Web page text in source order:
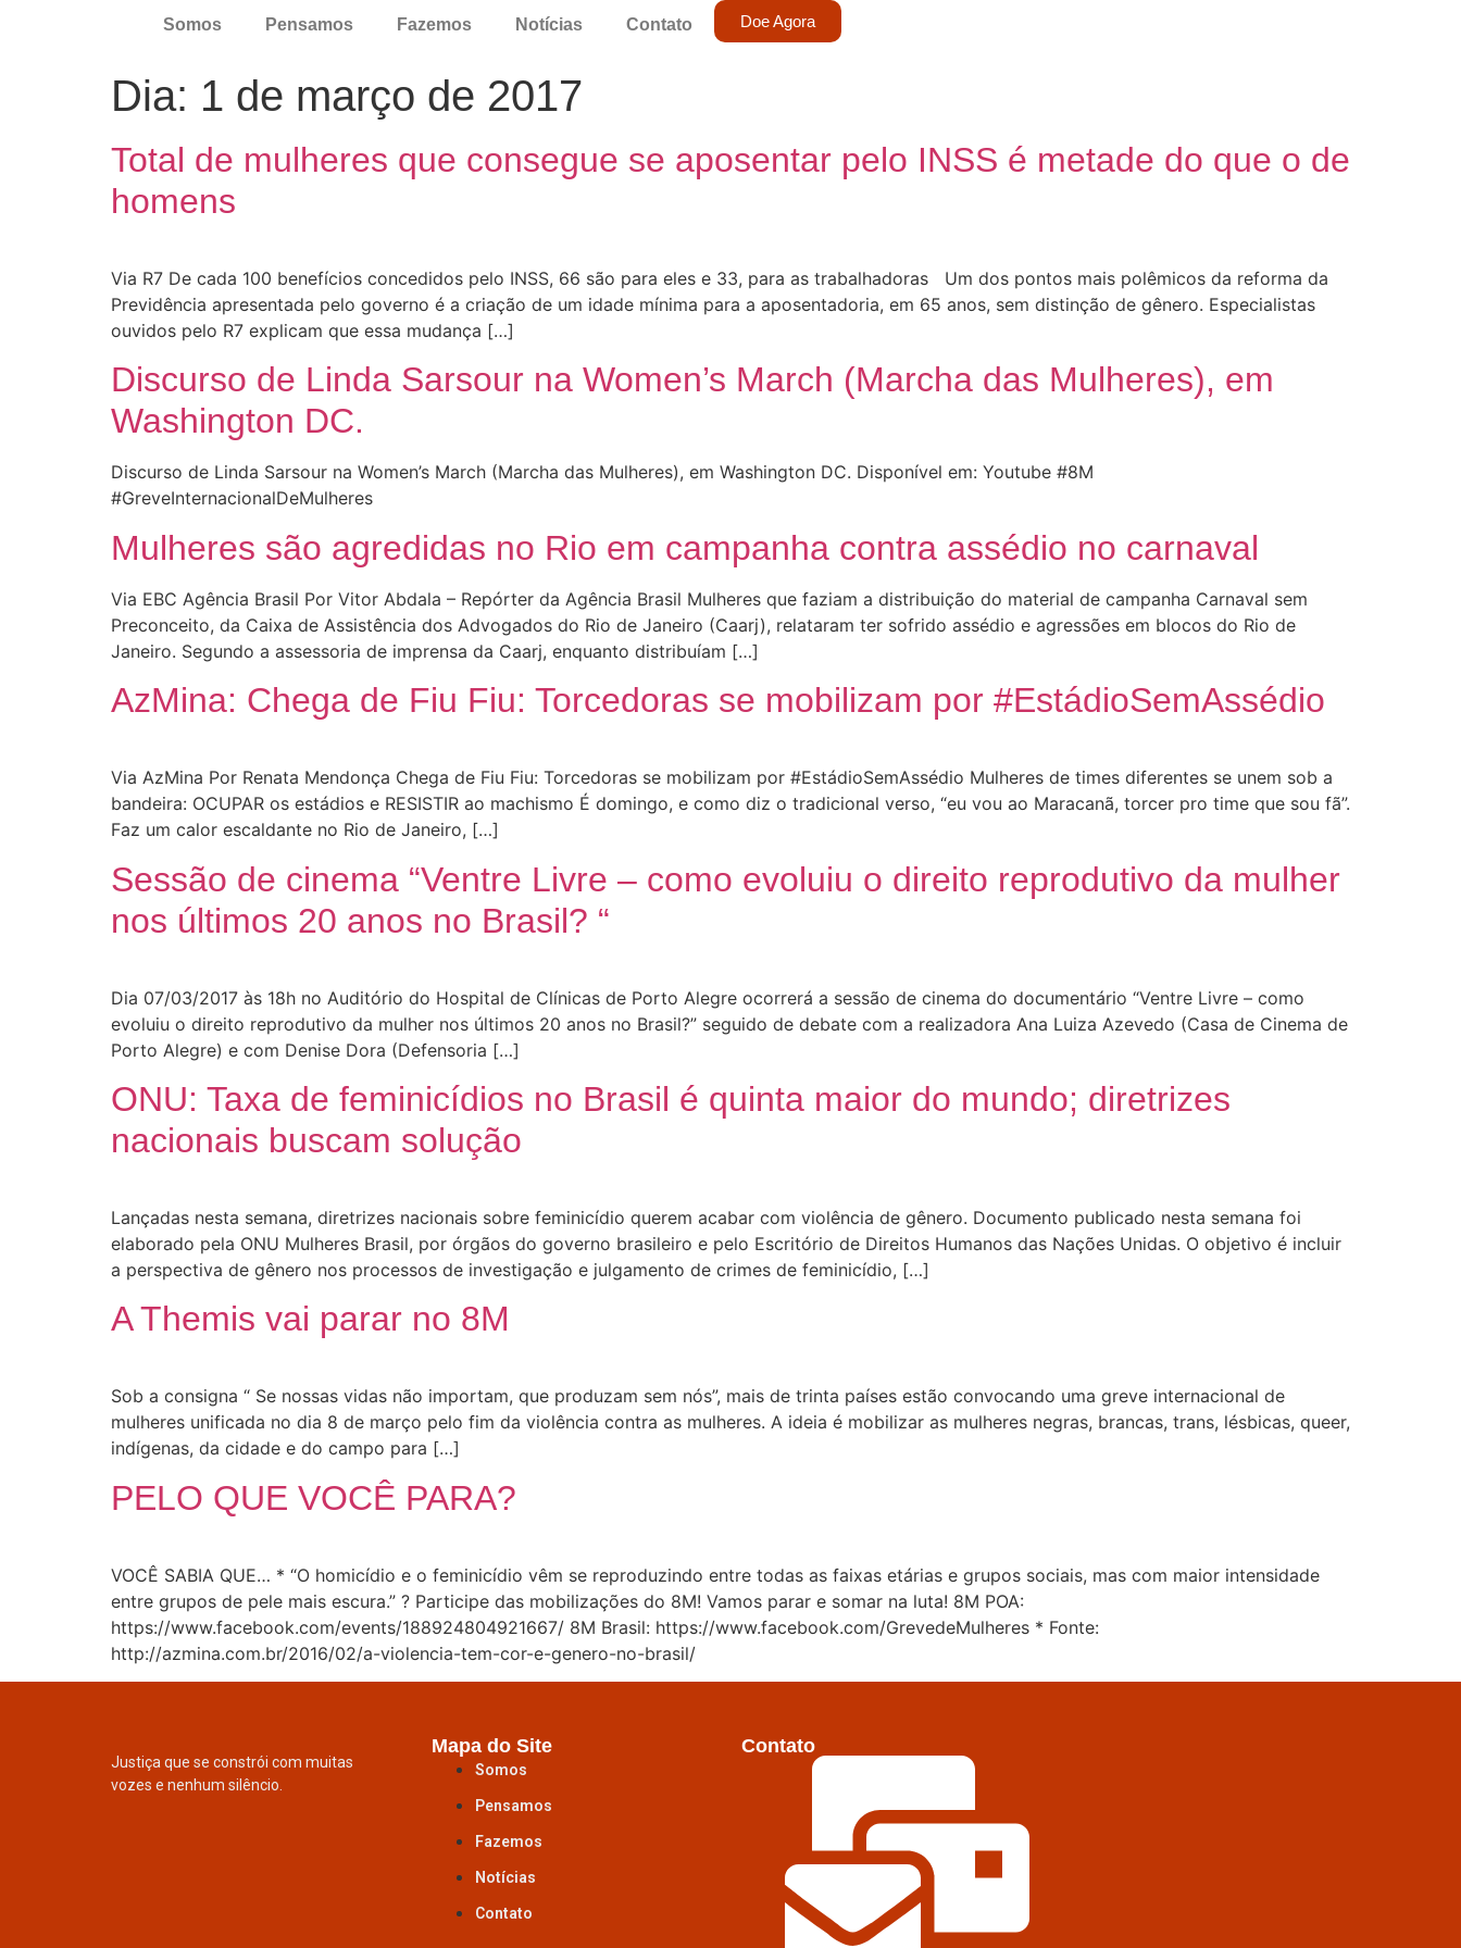
Somos Pensamos Fazemos Notícias Contato Doe Agora
Dia: 1 de março de 2017
Total de mulheres que consegue se aposentar pelo INSS é metade do que o de
homens
Via R7 De cada 100 benefícios concedidos pelo INSS, 66 são para eles e 33, para as trabalhadoras Um dos pontos mais polêmicos da reforma da
Previdência apresentada pelo governo é a criação de um idade mínima para a aposentadoria, em 65 anos, sem distinção de gênero. Especialistas
ouvidos pelo R7 explicam que essa mudança […]
Discurso de Linda Sarsour na Women’s March (Marcha das Mulheres), em
Washington DC.
Discurso de Linda Sarsour na Women’s March (Marcha das Mulheres), em Washington DC. Disponível em: Youtube #8M
#GreveInternacionalDeMulheres
Mulheres são agredidas no Rio em campanha contra assédio no carnaval
Via EBC Agência Brasil Por Vitor Abdala – Repórter da Agência Brasil Mulheres que faziam a distribuição do material de campanha Carnaval sem
Preconceito, da Caixa de Assistência dos Advogados do Rio de Janeiro (Caarj), relataram ter sofrido assédio e agressões em blocos do Rio de
Janeiro. Segundo a assessoria de imprensa da Caarj, enquanto distribuíam […]
AzMina: Chega de Fiu Fiu: Torcedoras se mobilizam por #EstádioSemAssédio
Via AzMina Por Renata Mendonça Chega de Fiu Fiu: Torcedoras se mobilizam por #EstádioSemAssédio Mulheres de times diferentes se unem sob a
bandeira: OCUPAR os estádios e RESISTIR ao machismo É domingo, e como diz o tradicional verso, “eu vou ao Maracanã, torcer pro time que sou fã”.
Faz um calor escaldante no Rio de Janeiro, […]
Sessão de cinema “Ventre Livre – como evoluiu o direito reprodutivo da mulher
nos últimos 20 anos no Brasil? “
Dia 07/03/2017 às 18h no Auditório do Hospital de Clínicas de Porto Alegre ocorrerá a sessão de cinema do documentário “Ventre Livre – como
evoluiu o direito reprodutivo da mulher nos últimos 20 anos no Brasil?” seguido de debate com a realizadora Ana Luiza Azevedo (Casa de Cinema de
Porto Alegre) e com Denise Dora (Defensoria […]
ONU: Taxa de feminicídios no Brasil é quinta maior do mundo; diretrizes
nacionais buscam solução
Lançadas nesta semana, diretrizes nacionais sobre feminicídio querem acabar com violência de gênero. Documento publicado nesta semana foi
elaborado pela ONU Mulheres Brasil, por órgãos do governo brasileiro e pelo Escritório de Direitos Humanos das Nações Unidas. O objetivo é incluir
a perspectiva de gênero nos processos de investigação e julgamento de crimes de feminicídio, […]
A Themis vai parar no 8M
Sob a consigna “ Se nossas vidas não importam, que produzam sem nós”, mais de trinta países estão convocando uma greve internacional de
mulheres unificada no dia 8 de março pelo fim da violência contra as mulheres. A ideia é mobilizar as mulheres negras, brancas, trans, lésbicas, queer,
indígenas, da cidade e do campo para […]
PELO QUE VOCÊ PARA?
VOCÊ SABIA QUE… * “O homicídio e o feminicídio vêm se reproduzindo entre todas as faixas etárias e grupos sociais, mas com maior intensidade
entre grupos de pele mais escura.” ? Participe das mobilizações do 8M! Vamos parar e somar na luta! 8M POA:
https://www.facebook.com/events/188924804921667/ 8M Brasil: https://www.facebook.com/GrevedeMulheres * Fonte:
http://azmina.com.br/2016/02/a-violencia-tem-cor-e-genero-no-brasil/
Justiça que se constrói com muitas
vozes e nenhum silêncio.
Mapa do Site
Somos
Pensamos
Fazemos
Notícias
Contato
Contato